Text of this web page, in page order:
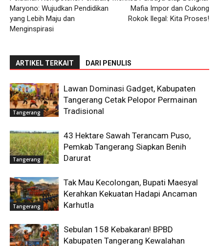
Maryono: Wujudkan Pendidikan
yang Lebih Maju dan
Menginspirasi
Mafia Impor dan Cukong
Rokok Ilegal: Kita Proses!
ARTIKEL TERKAIT DARI PENULIS
Tangerang
Lawan Dominasi Gadget, Kabupaten
Tangerang Cetak Pelopor Permainan
Tradisional
Tangerang
43 Hektare Sawah Terancam Puso,
Pemkab Tangerang Siapkan Benih
Darurat
Tangerang
Tak Mau Kecolongan, Bupati Maesyal
Kerahkan Kekuatan Hadapi Ancaman
Karhutla
Sebulan 158 Kebakaran! BPBD
Kabupaten Tangerang Kewalahan